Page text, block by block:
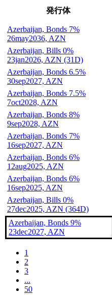
発行体
Azerbaijan, Bonds 7%
26may2036, AZN
Azerbaijan, Bills 0%
23jan2026, AZN (31D)
Azerbaijan, Bonds 6.5%
30sep2027, AZN
Azerbaijan, Bonds 7.5%
7oct2028, AZN
Azerbaijan, Bonds 8%
9sep2028, AZN
Azerbaijan, Bonds 7%
16sep2027, AZN
Azerbaijan, Bonds 6%
12aug2025, AZN
Azerbaijan, Bonds 6%
16sep2025, AZN
Azerbaijan, Bills 0%
27dec2025, AZN (364D)
Azerbaijan, Bonds 9%
23dec2027, AZN
1
2
3
...
50